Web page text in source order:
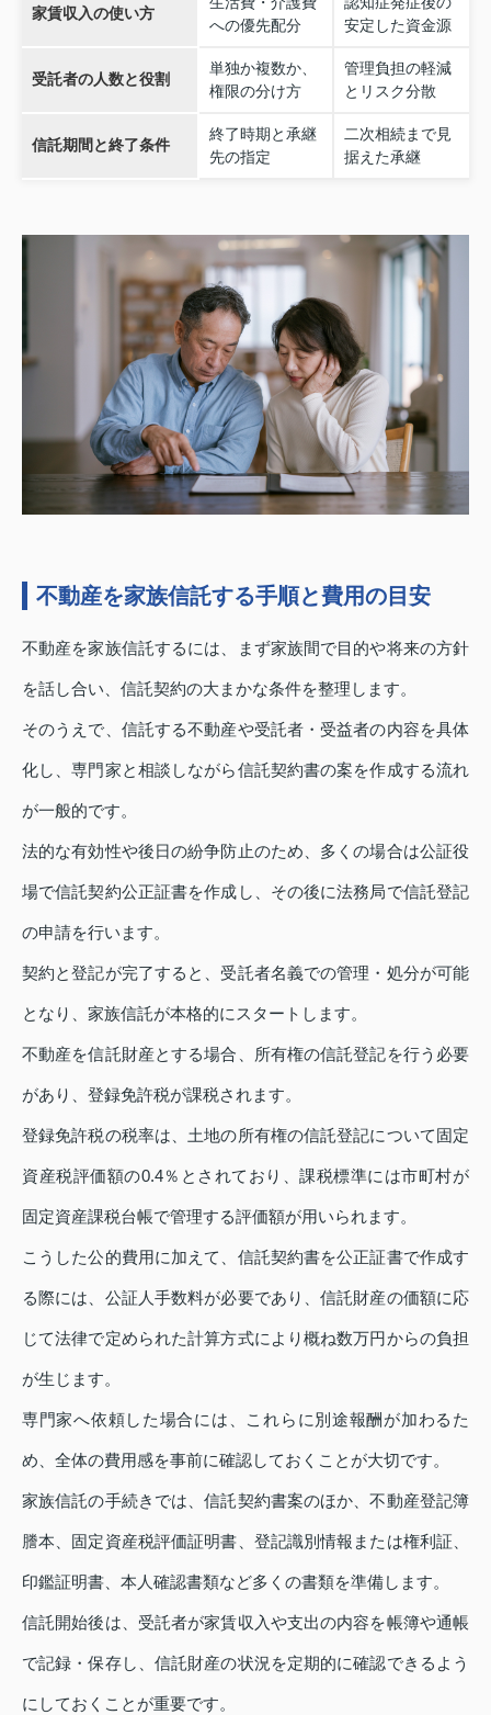
家賃収入の使い方
への優先配分
安定した資金源
受託者の人数と役割
単独か複数か、
権限の分け方
管理負担の軽減
とリスク分散
信託期間と終了条件
終了時期と承継
先の指定
二次相続まで見
据えた承継
不動産を家族信託する手順と費用の目安
不動産を家族信託するには、まず家族間で目的や将来の方針
を話し合い、信託契約の大まかな条件を整理します。
そのうえで、信託する不動産や受託者・受益者の内容を具体
化し、専門家と相談しながら信託契約書の案を作成する流れ
が一般的です。
法的な有効性や後日の紛争防止のため、多くの場合は公証役
場で信託契約公正証書を作成し、その後に法務局で信託登記
の申請を行います。
契約と登記が完了すると、受託者名義での管理・処分が可能
となり、家族信託が本格的にスタートします。
不動産を信託財産とする場合、所有権の信託登記を行う必要
があり、登録免許税が課税されます。
登録免許税の税率は、土地の所有権の信託登記について固定
資産税評価額の0.4％とされており、課税標準には市町村が
固定資産課税台帳で管理する評価額が用いられます。
こうした公的費用に加えて、信託契約書を公正証書で作成す
る際には、公証人手数料が必要であり、信託財産の価額に応
じて法律で定められた計算方式により概ね数万円からの負担
が生じます。
専門家へ依頼した場合には、これらに別途報酬が加わるた
め、全体の費用感を事前に確認しておくことが大切です。
家族信託の手続きでは、信託契約書案のほか、不動産登記簿
謄本、固定資産税評価証明書、登記識別情報または権利証、
印鑑証明書、本人確認書類など多くの書類を準備します。
信託開始後は、受託者が家賃収入や支出の内容を帳簿や通帳
で記録・保存し、信託財産の状況を定期的に確認できるよう
にしておくことが重要です。